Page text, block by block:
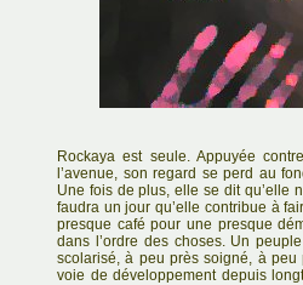
Rockaya est seule. Appuyée
l’avenue, son regard se perd au
Une fois de plus, elle se dit qu’elle
faudra un jour qu’elle contribue à
presque café pour une presque
dans l’ordre des choses. Un
scolarisé, à peu près soigné, à peu
voie de développement depuis